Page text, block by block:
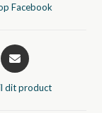
nieuw
Facebook
Opent
in
nieuw
dit product